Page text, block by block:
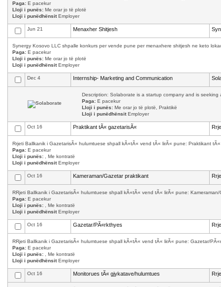
Paga: E pacekur
Lloji i punës: Me orar jo të plotë
Lloji i punëdhënsitEmployer
Jun 21 Menaxher Shitjesh
Synergy Kosovo LLC shpalle konkurs per vende pune per menaxhere shitjesh ne keto
Paga: E pacekur
Lloji i punës: Me orar jo të plotë
Lloji i punëdhënsitEmployer
Dec 4 Internship- Marketing and Communication
Description: Solaborate is a startup company and is
Paga: E pacekur
Lloji i punës: Me orar jo të plotë, Praktikë
Lloji i punëdhënsitEmployer
Oct 16 Praktikant tÃ« gazetarisÃ«
Rrjeti Ballkanik i GazetarisÃ« hulumtuese shpall kÃ«tÃ« vend tÃ« lirÃ« pune: Praktikant
Paga: E pacekur
Lloji i punës: , Me kontratë
Lloji i punëdhënsitEmployer
Oct 16 Kameraman/Gazetar praktikant
RRjeti Ballkanik i GazetarisÃ« hulumtuese shpall kÃ«tÃ« vend tÃ« lirÃ« pune:
Paga: E pacekur
Lloji i punës: , Me kontratë
Lloji i punëdhënsitEmployer
Oct 16 Gazetar/PÃ«rkthyes
RRjeti Ballkanik i GazetarisÃ« hulumtuese shpall kÃ«tÃ« vend tÃ« lirÃ« pune: Gazetar/
Paga: E pacekur
Lloji i punës: , Me kontratë
Lloji i punëdhënsitEmployer
Oct 16 Monitorues tÃ« gjykatave/hulumtues